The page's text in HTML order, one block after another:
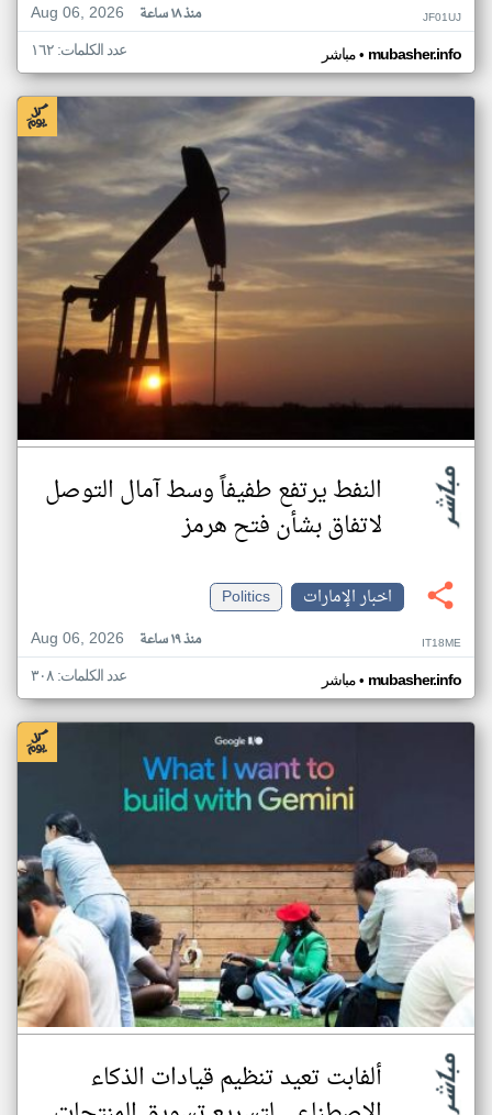
Aug 06, 2026 منذ ١٨ ساعة JF01UJ
مباشر• mubasher.info عدد الكلمات: ١٦٢
النفط يرتفع طفيفاً وسط آمال التوصل
لاتفاق بشأن فتح هرمز
اخبار الإمارات
Politics
Aug 06, 2026
منذ ١٩ ساعة IT18ME
مباشر• mubasher.info عدد الكلمات: ٣٠٨
ألفابت تعيد تنظيم قيادات الذكاء